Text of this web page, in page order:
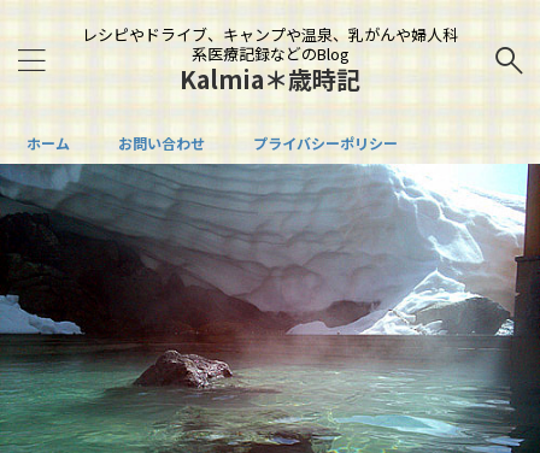
レシピやドライブ、キャンプや温泉、乳がんや婦人科
系医療記録などのBlog
Kalmia＊歳時記
ホーム お問い合わせ プライバシーポリシー